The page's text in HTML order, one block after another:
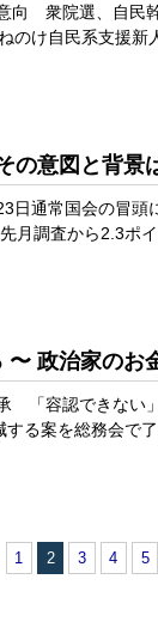
向 衆院選、自民
け自民系支援新
の意図と背景
日通常国会の冒
月調査から2.3ポ
〜 政治家のお
「容認できない
る案を総務会で
1 2 3 4 5